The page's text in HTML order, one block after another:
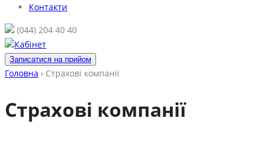
Контакти
(044) 204 40 40
Кабінет
Записатися на прийом
Головна › Страхові компанії
Страхові компанії